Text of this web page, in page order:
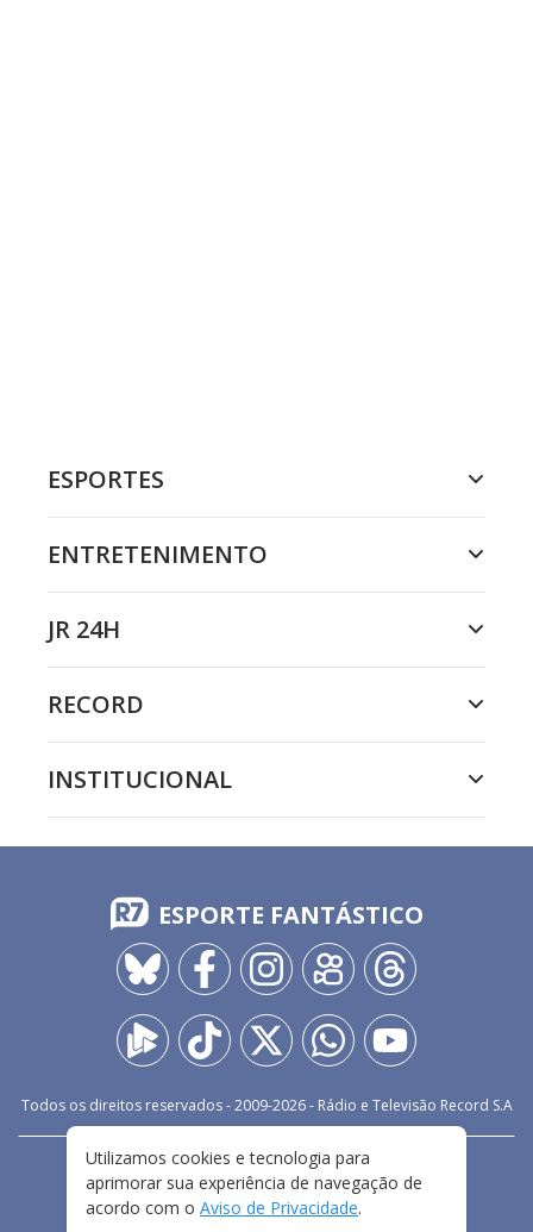
ESPORTES
ENTRETENIMENTO
JR 24H
RECORD
INSTITUCIONAL
ESPORTE FANTÁSTICO
Todos os direitos reservados - 2009-2026- Rádio e Televisão Record S.A
FALE CONOSCO
PRIVACIDADE
TERMOS E CONDIÇÕES DE USO
Utilizamos cookies e tecnologia para
aprimorar sua experiência de navegação de
acordo com o Aviso de Privacidade.